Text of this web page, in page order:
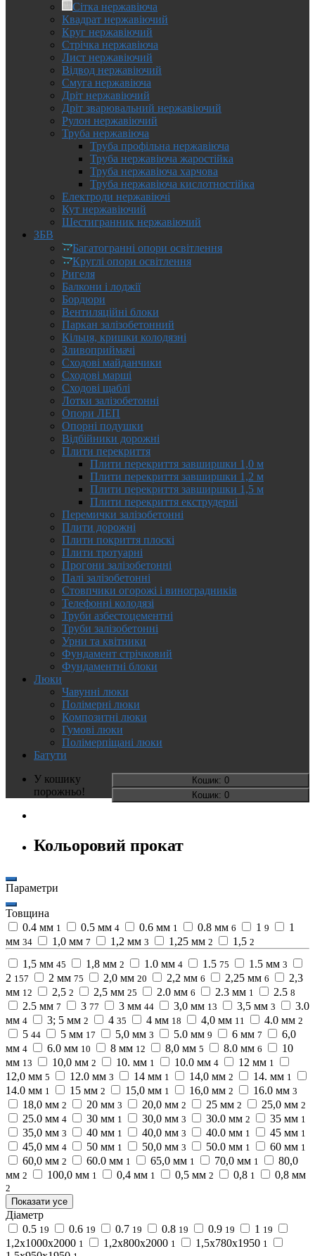
Сітка нержавіюча
Квадрат нержавіючий
Круг нержавіючий
Стрічка нержавіюча
Лист нержавіючий
Відвод нержавіючий
Смуга нержавіюча
Дріт нержавіючий
Дріт зварювальний нержавіючий
Рулон нержавіючий
Труба нержавіюча
Труба профільна нержавіюча
Труба нержавіюча жаростійка
Труба нержавіюча харчова
Труба нержавіюча кислотностійка
Електроди нержавіючі
Кут нержавіючий
Шестигранник нержавіючий
ЗБВ
Багатогранні опори освітлення
Круглі опори освітлення
Ригеля
Балкони і лоджії
Бордюри
Вентиляційні блоки
Паркан залізобетонний
Кільця, кришки колодязні
Зливоприймачі
Сходові майданчики
Сходові марші
Сходові щаблі
Лотки залізобетонні
Опори ЛЕП
Опорні подушки
Відбійники дорожні
Плити перекриття
Плити перекриття завширшки 1,0 м
Плити перекриття завширшки 1,2 м
Плити перекриття завширшки 1,5 м
Плити перекриття екструдерні
Перемички залізобетонні
Плити дорожні
Плити покриття плоскі
Плити тротуарні
Прогони залізобетонні
Палі залізобетонні
Стовпчики огорожі і виноградників
Телефонні колодязі
Труби азбестоцементні
Труби залізобетонні
Урни та квітники
Фундамент стрічковий
Фундаментні блоки
Люки
Чавунні люки
Полімерні люки
Композитні люки
Гумові люки
Полімерпіщані люки
Батути
Кошик: 0
Кошик: 0
У кошику
порожньо!
Кольоровий прокат
Параметри
Товщина
0.4 мм 1 0.5 мм 4 0.6 мм 1 0.8 мм 6 1 9
1
мм 34 1,0 мм 7 1,2 мм 3 1,25 мм 2 1,5 2
1,5 мм 45 1,8 мм 2 1.0 мм 4 1.5 75 1.5 мм 3
2 157 2 мм 75 2,0 мм 20 2,2 мм 6 2,25 мм 6
2,3
мм 12 2,5 2 2,5 мм 25 2.0 мм 6 2.3 мм 1 2.5 8
2.5 мм 7 3 77 3 мм 44 3,0 мм 13 3,5 мм 3
3.0
мм 4 3; 5 мм 2 4 35 4 мм 18 4,0 мм 11 4.0 мм 2
5 44 5 мм 17 5,0 мм 3 5.0 мм 9 6 мм 7
6,0
мм 4 6.0 мм 10 8 мм 12 8,0 мм 5 8.0 мм 6
10
мм 13 10,0 мм 2 10. мм 1 10.0 мм 4 12 мм 1
12,0 мм 5 12.0 мм 3 14 мм 1 14,0 мм 2 14. мм 1
14.0 мм 1 15 мм 2 15,0 мм 1 16,0 мм 2 16.0 мм 3
18,0 мм 2 20 мм 3 20,0 мм 2 25 мм 2 25,0 мм 2
25.0 мм 4 30 мм 1 30,0 мм 3 30.0 мм 2 35 мм 1
35,0 мм 3 40 мм 1 40,0 мм 3 40.0 мм 1 45 мм 1
45,0 мм 4 50 мм 1 50,0 мм 3 50.0 мм 1 60 мм 1
60,0 мм 2 60.0 мм 1 65,0 мм 1 70,0 мм 1
80,0
мм 2 100,0 мм 1 0,4 мм 1 0,5 мм 2 0,8 1 0,8 мм
2
Показати усе
Діаметр
0.5 19 0.6 19 0.7 19 0.8 19 0.9 19 1 19
1,2х1000х2000 1 1,2х800х2000 1 1,5х780х1950 1